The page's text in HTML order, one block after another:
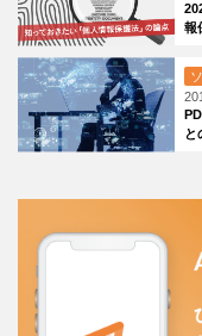
報
と